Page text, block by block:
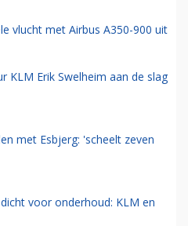
vlucht met Airbus A350-900 uit
KLM Erik Swelheim aan de slag
met Esbjerg: 'scheelt zeven
voor onderhoud: KLM en